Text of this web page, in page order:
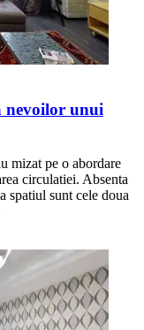
nevoilor unui
mizat pe o abordare
circulatiei. Absenta
spatiul sunt cele doua